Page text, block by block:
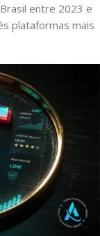
entre 2023 e
plataformas mais